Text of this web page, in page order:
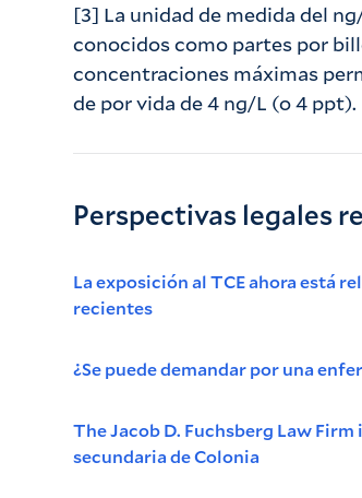
[3] La unidad de medida del
conocidos como partes por
concentraciones máximas
de por vida de 4 ng/L (o 4 ppt).
Perspectivas legales
La exposición al TCE ahora está
recientes
¿Se puede demandar por una
The Jacob D. Fuchsberg Law
secundaria de Colonia